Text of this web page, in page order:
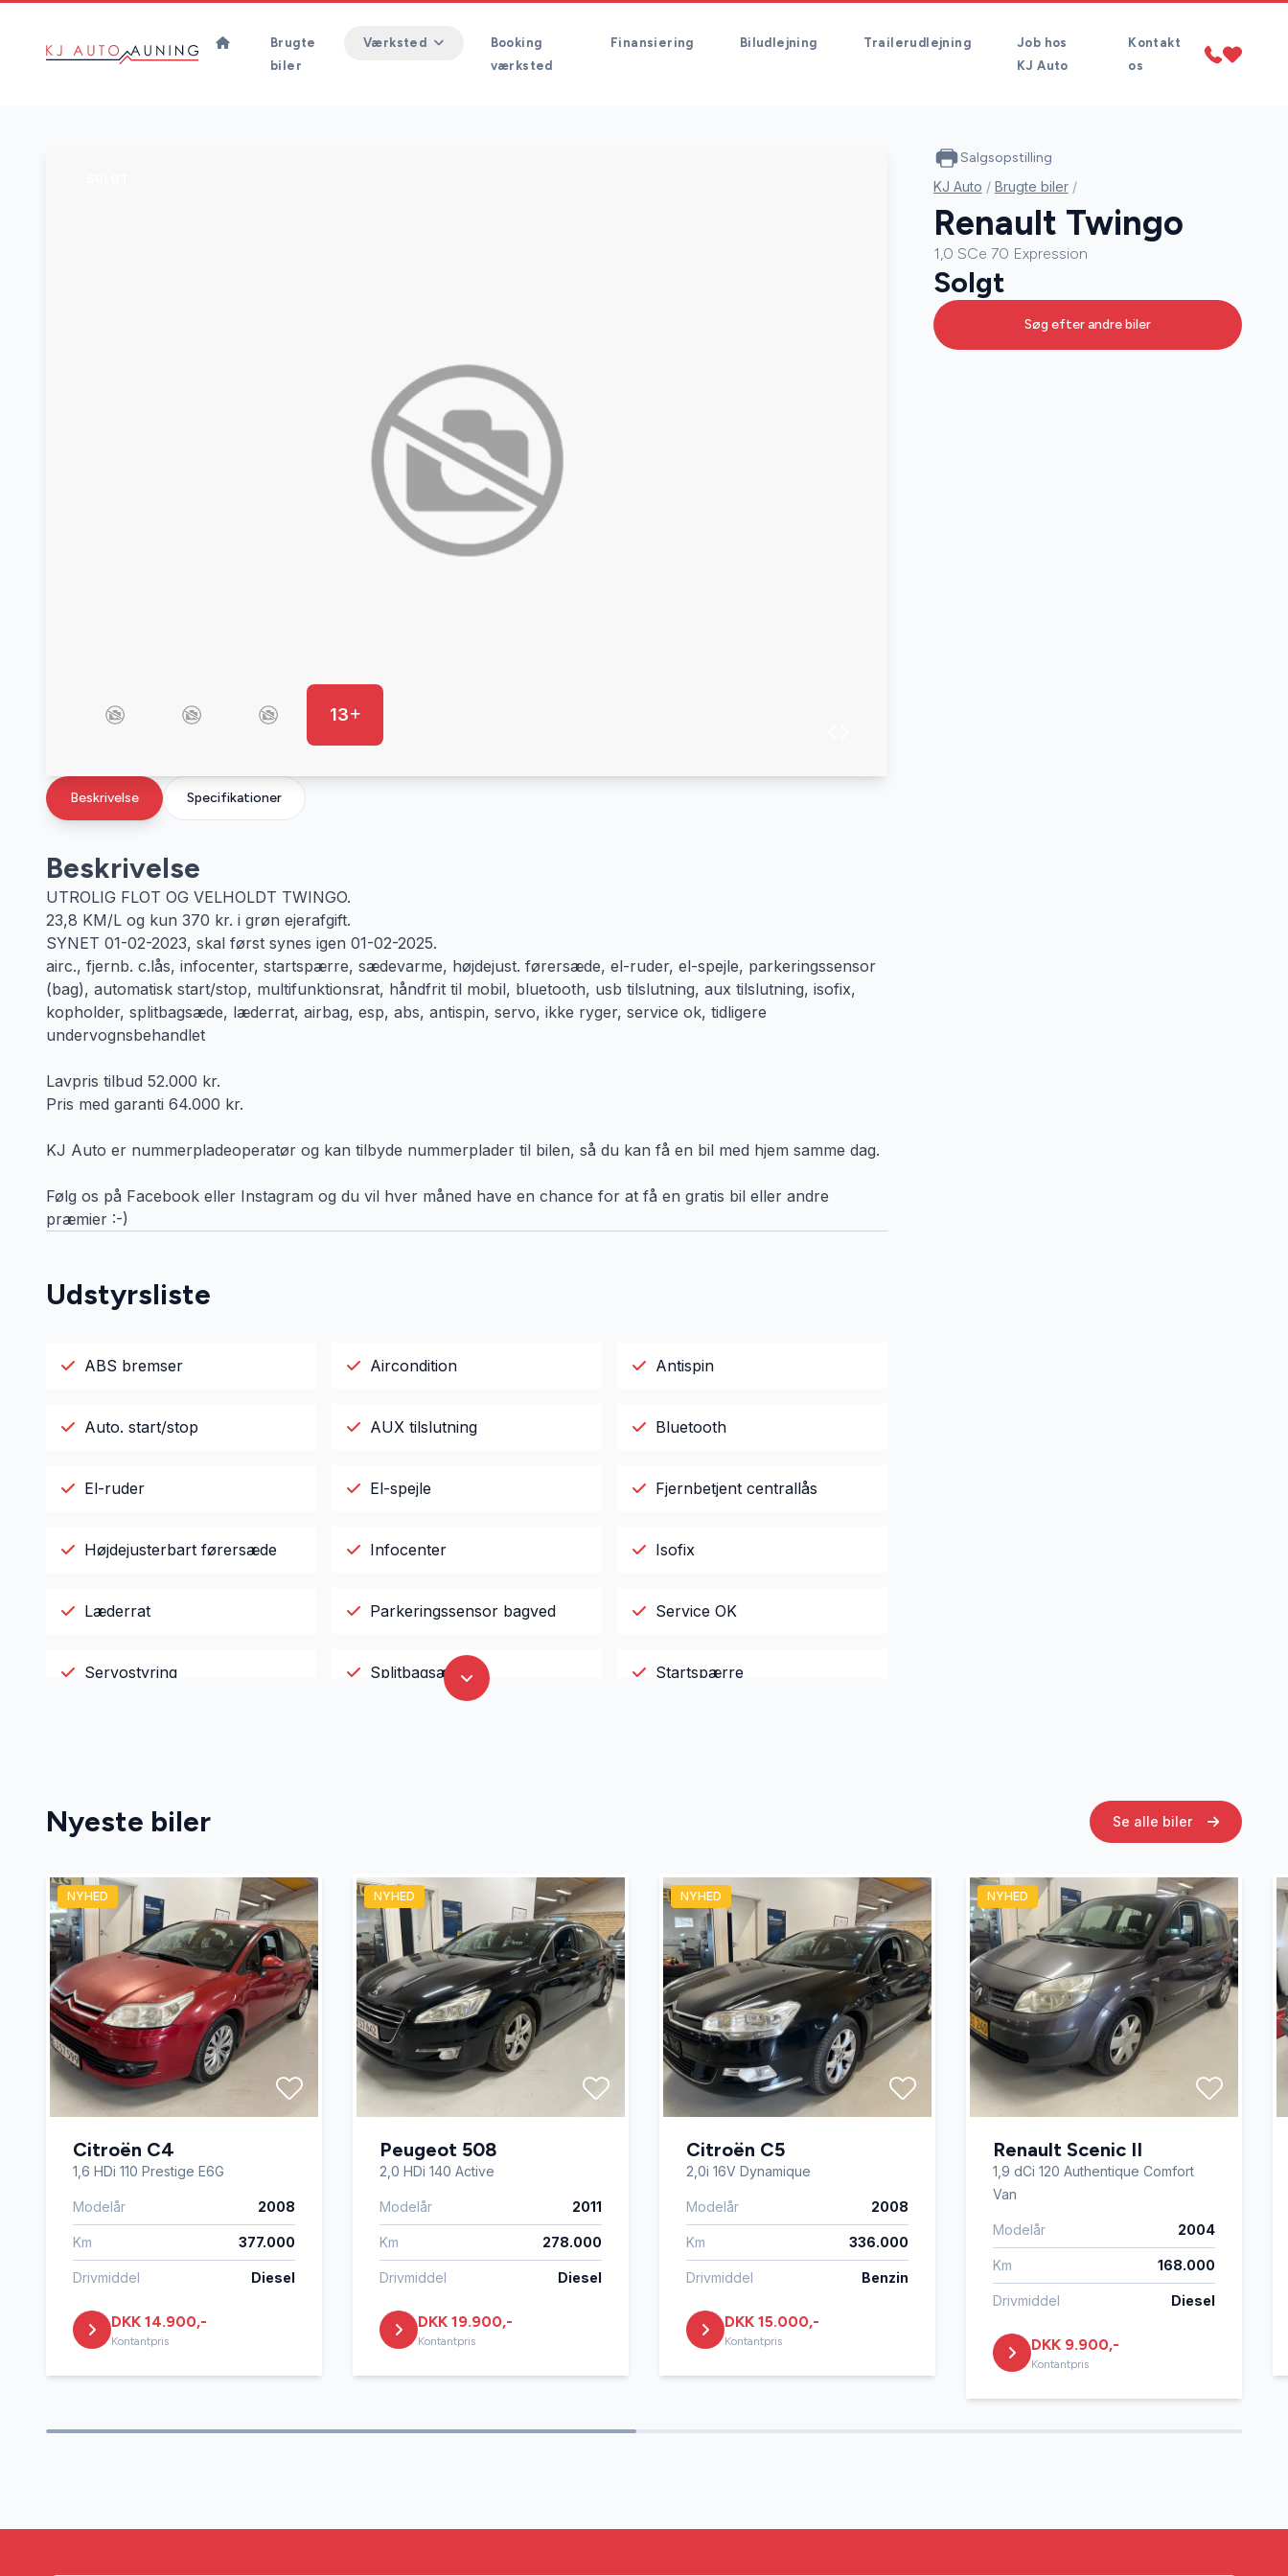
Brugte
biler
Værksted
Booking
værksted
Finansiering Biludlejning Trailerudlejning
Job hos
KJ Auto
Kontakt
os
13
Specifikationer
Beskrivelse
Beskrivelse
UTROLIG FLOT OG VELHOLDT TWINGO.
23,8 KM/L og kun 370 kr. i grøn ejerafgift.
SYNET 01-02-2023, skal først synes igen 01-02-2025.
airc., fjernb. c.lås, infocenter, startspærre, sædevarme, højdejust. førersæde, el-ruder, el-spejle, parkeringssensor
(bag), automatisk start/stop, multifunktionsrat, håndfrit til mobil, bluetooth, usb tilslutning, aux tilslutning, isofix,
kopholder, splitbagsæde, læderrat, airbag, esp, abs, antispin, servo, ikke ryger, service ok, tidligere
undervognsbehandlet
Lavpris tilbud 52.000 kr.
Pris med garanti 64.000 kr.
KJ Auto er nummerpladeoperatør og kan tilbyde nummerplader til bilen, så du kan få en bil med hjem samme dag.
Følg os på Facebook eller Instagram og du vil hver måned have en chance for at få en gratis bil eller andre
præmier :-)
Udstyrsliste
ABS bremser Aircondition Antispin
Auto. start/stop AUX tilslutning Bluetooth
El-ruder El-spejle Fjernbetjent centrallås
Højdejusterbart førersæde Infocenter Isofix
Læderrat Parkeringssensor bagved Service OK
Servostyring Splitbagsæder Startspærre
Salgsopstilling
KJ Auto / Brugte biler /
Renault Twingo
1,0 SCe 70 Expression
Solgt
Søg efter andre biler
Nyeste biler Se alle biler
NYHED
Citroën C4
1,6 HDi 110 Prestige E6G
Modelår 2008
Km 377.000
Drivmiddel Diesel
DKK 14.900,-
Kontantpris
NYHED
Peugeot 508
2,0 HDi 140 Active
Modelår 2011
Km 278.000
Drivmiddel Diesel
DKK 19.900,-
Kontantpris
NYHED
Citroën C5
2,0i 16V Dynamique
Modelår 2008
Km 336.000
Drivmiddel Benzin
DKK 15.000,-
Kontantpris
NYHED
Renault Scenic II
1,9 dCi 120 Authentique Comfort
Van
Modelår 2004
Km 168.000
Drivmiddel Diesel
DKK 9.900,-
Kontantpris